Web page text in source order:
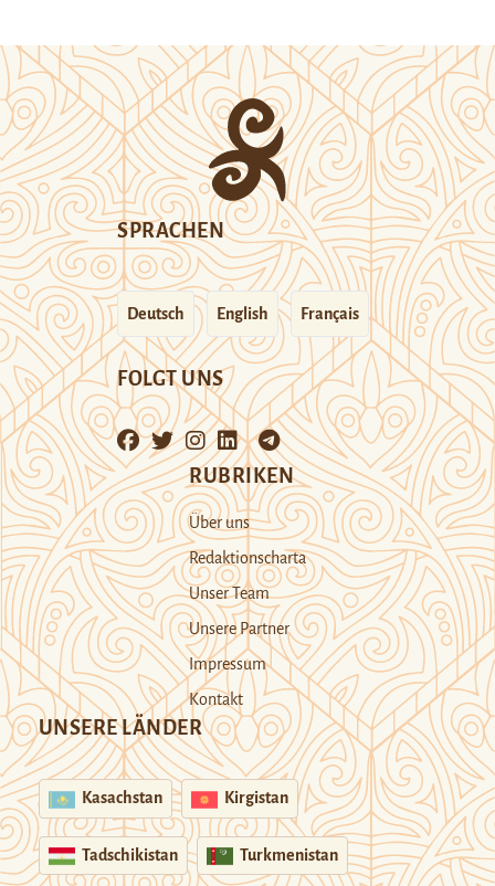
SPRACHEN
Deutsch English Français
FOLGT UNS
RUBRIKEN
Über uns
Redaktionscharta
Unser Team
Unsere Partner
Impressum
Kontakt
UNSERE LÄNDER
Kasachstan Kirgistan
Tadschikistan Turkmenistan